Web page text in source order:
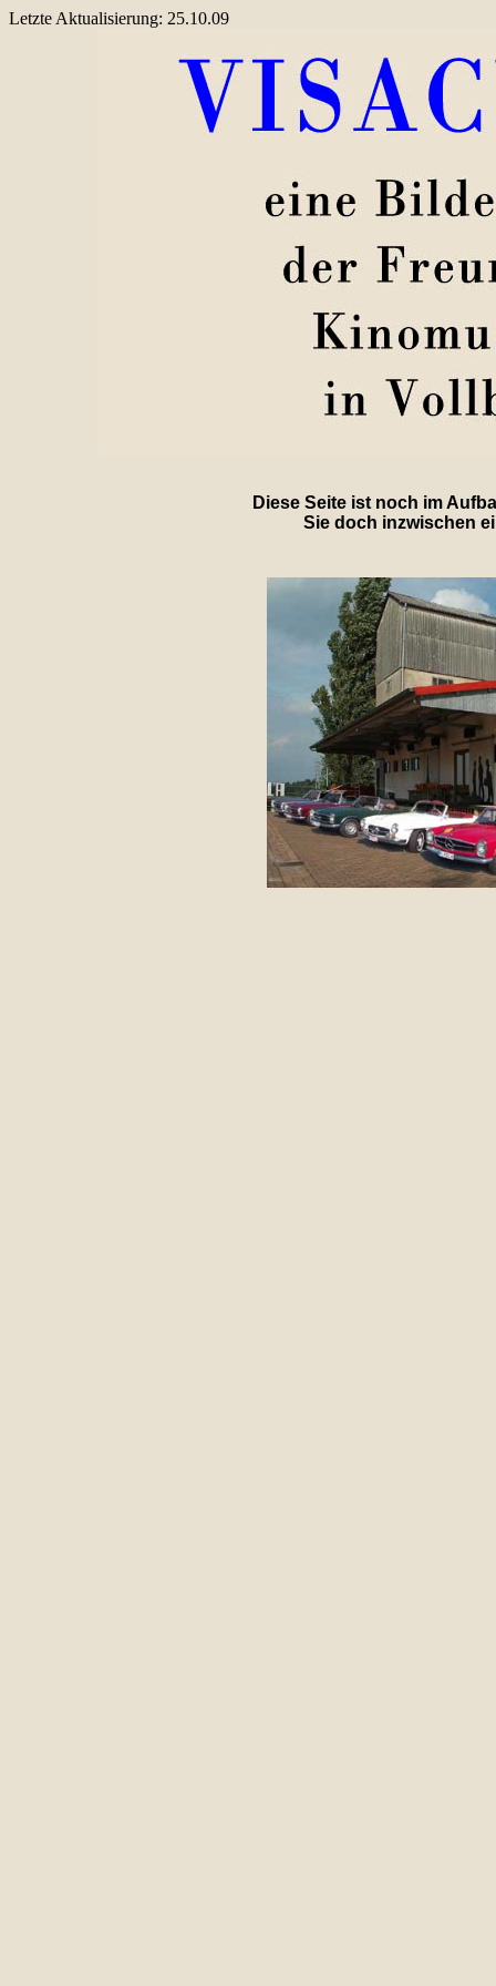
Letzte Aktualisierung: 25.10.09
Diese Seite ist noch im
Sie doch inzwischen